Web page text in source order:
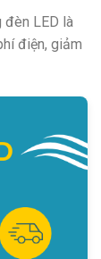
đèn LED là
điện, giảm